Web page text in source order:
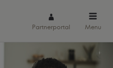
Menu
Partnerportal